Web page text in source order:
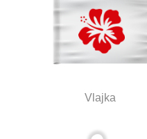
Vlajka